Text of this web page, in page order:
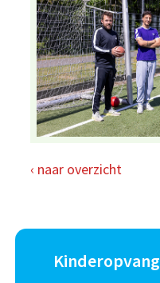
‹ naar overzicht
Kinderopvang